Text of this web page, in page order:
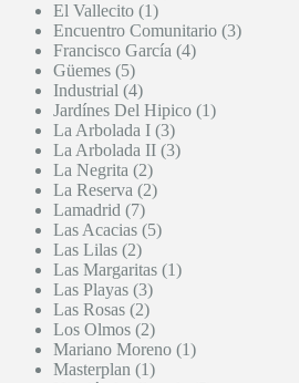
El Vallecito (1)
Encuentro Comunitario (3)
Francisco García (4)
Güemes (5)
Industrial (4)
Jardínes Del Hipico (1)
La Arbolada I (3)
La Arbolada II (3)
La Negrita (2)
La Reserva (2)
Lamadrid (7)
Las Acacias (5)
Las Lilas (2)
Las Margaritas (1)
Las Playas (3)
Las Rosas (2)
Los Olmos (2)
Mariano Moreno (1)
Masterplan (1)